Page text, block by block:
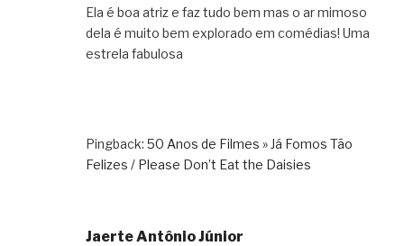
Ela é boa atriz e faz tudo bem mas o ar mimoso
dela é muito bem explorado em comédias! Uma
estrela fabulosa
Pingback: 50 Anos de Filmes » Já Fomos Tão
Felizes / Please Don’t Eat the Daisies
Jaerte Antônio Júnior